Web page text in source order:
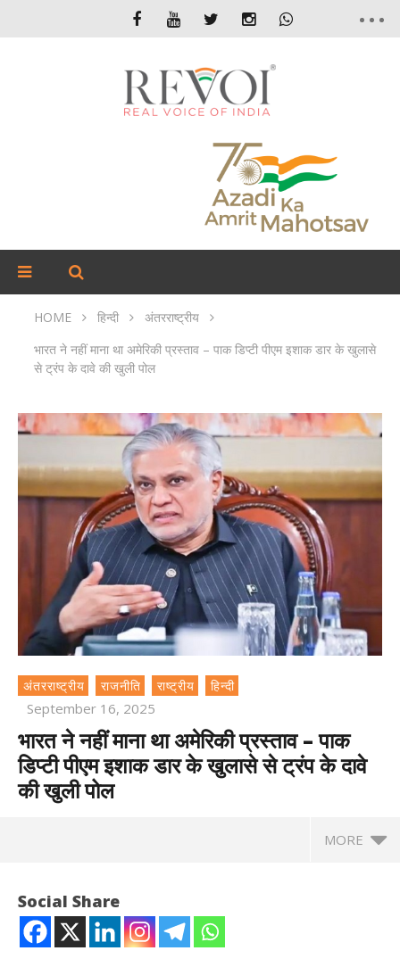
HOME हिन्दी
अंतरराष्ट्रीय
भारत ने नहीं माना था अमेरिकी प्रस्ताव – पाक डिप्टी पीएम इशाक डार के खुलासे
से ट्रंप के दावे की खुली पोल
अंतरराष्ट्रीय राजनीति राष्ट्रीय हिन्दी
September 16, 2025
भारत ने नहीं माना था अमेरिकी प्रस्ताव – पाक
डिप्टी पीएम इशाक डार के खुलासे से ट्रंप के दावे
की खुली पोल
MORE
Social Share